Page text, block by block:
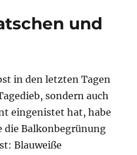
und
in den letzten Tagen
sondern auch
eingenistet hat, habe
die Balkonbegrünung
Blauweiße